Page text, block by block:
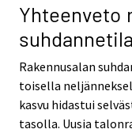
Yhteenveto
Rakennusalan
toisella
kasvu hidastui
tasolla. Uusia